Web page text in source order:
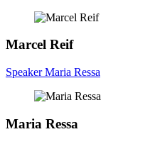
Marcel Reif
Speaker Maria Ressa
Maria Ressa